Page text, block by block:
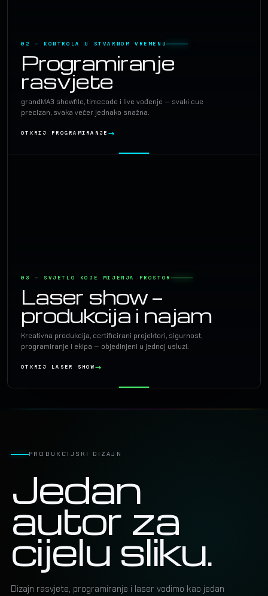
02 — KONTROLA U STVARNOM VREMENU
Programiranje
rasvjete
grandMA3 showfile, timecode i live vođenje — svaki cue
precizan, svaka večer jednako snažna.
OTKRIJ PROGRAMIRANJE
03 — SVJETLO KOJE MIJENJA PROSTOR
Laser show —
produkcija i najam
Kreativna produkcija, certificirani projektori, sigurnost,
programiranje i ekipa — objedinjeni u jednoj usluzi.
OTKRIJ LASER SHOW
PRODUKCIJSKI DIZAJN
Jedan
autor za
cijelu sliku.
Dizajn rasvjete, programiranje i laser vodimo kao jedan